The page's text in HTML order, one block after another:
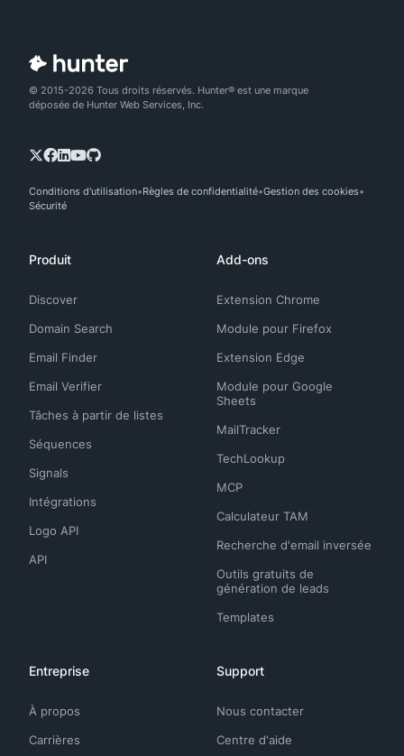
© 2015-2026 Tous droits réservés. Hunter® est une marque
déposée de Hunter Web Services, Inc.
Conditions d'utilisation Règles de confidentialité Gestion des cookies
Sécurité
Produit
Discover
Domain Search
Email Finder
Email Verifier
Tâches à partir de listes
Séquences
Signals
Intégrations
Logo API
API
Add-ons
Extension Chrome
Module pour Firefox
Extension Edge
Module pour Google
Sheets
MailTracker
TechLookup
MCP
Calculateur TAM
Recherche d'email inversée
Outils gratuits de
génération de leads
Templates
Entreprise
À propos
Carrières
Support
Nous contacter
Centre d'aide